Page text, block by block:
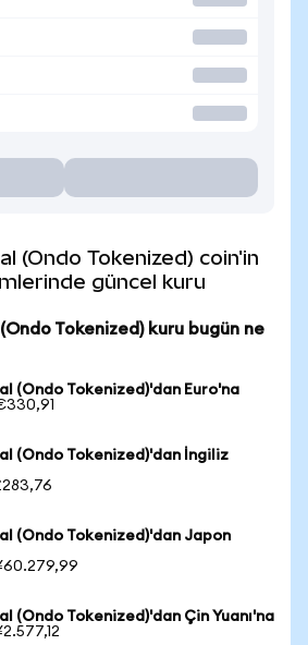
(Ondo Tokenized) coin'in
güncel kuru
Tokenized) kuru bugün ne
(Ondo Tokenized)'dan Euro'na
(Ondo Tokenized)'dan İngiliz
(Ondo Tokenized)'dan Japon
(Ondo Tokenized)'dan Çin Yuanı'na